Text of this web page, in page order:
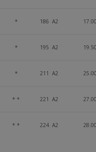
* 186 A2
* 195 A2
* 211 A2
* * 221 A2
* * 224 A2